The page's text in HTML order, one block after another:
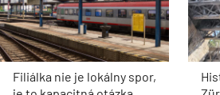
Filiálka nie je lokálny spor,